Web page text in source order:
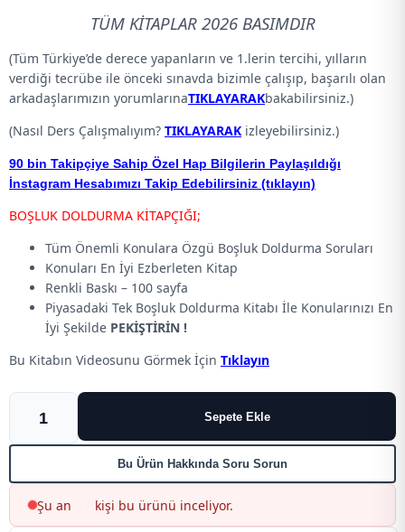
TÜM KİTAPLAR 2026 BASIMDIR
(Tüm Türkiye’de derece yapanların ve 1.lerin tercihi, yılların
verdiği tecrübe ile önceki sınavda bizimle çalışıp, başarılı olan
arkadaşlarımızın yorumlarınaTIKLAYARAKbakabilirsiniz.)
(Nasıl Ders Çalışmalıyım? TIKLAYARAK izleyebilirsiniz.)
90 bin Takipçiye Sahip Özel Hap Bilgilerin Paylaşıldığı
İnstagram Hesabımızı Takip Edebilirsiniz (tıklayın)
BOŞLUK DOLDURMA KİTAPÇIĞI;
Tüm Önemli Konulara Özgü Boşluk Doldurma Soruları
Konuları En İyi Ezberleten Kitap
Renkli Baskı – 100 sayfa
Piyasadaki Tek Boşluk Doldurma Kitabı İle Konularınızı En
İyi Şekilde PEKİŞTİRİN !
Bu Kitabın Videosunu Görmek İçin Tıklayın
BOŞLUK
DOLDURMA
KİTAPÇIĞI
ezberleten
kitapçık)
adet
Sepete Ekle
Bu Ürün Hakkında Soru Sorun
Şu an kişi bu ürünü inceliyor.